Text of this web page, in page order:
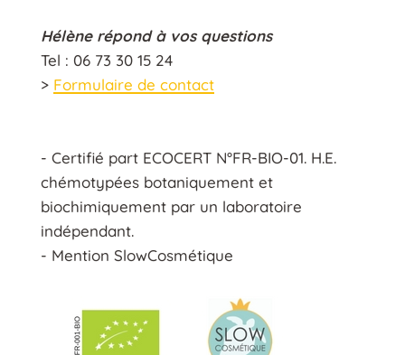
Hélène répond à vos questions
Tel : 06 73 30 15 24
> Formulaire de contact
- Certifié part ECOCERT N°FR-BIO-01. H.E.
chémotypées botaniquement et
biochimiquement par un laboratoire
indépendant.
- Mention SlowCosmétique